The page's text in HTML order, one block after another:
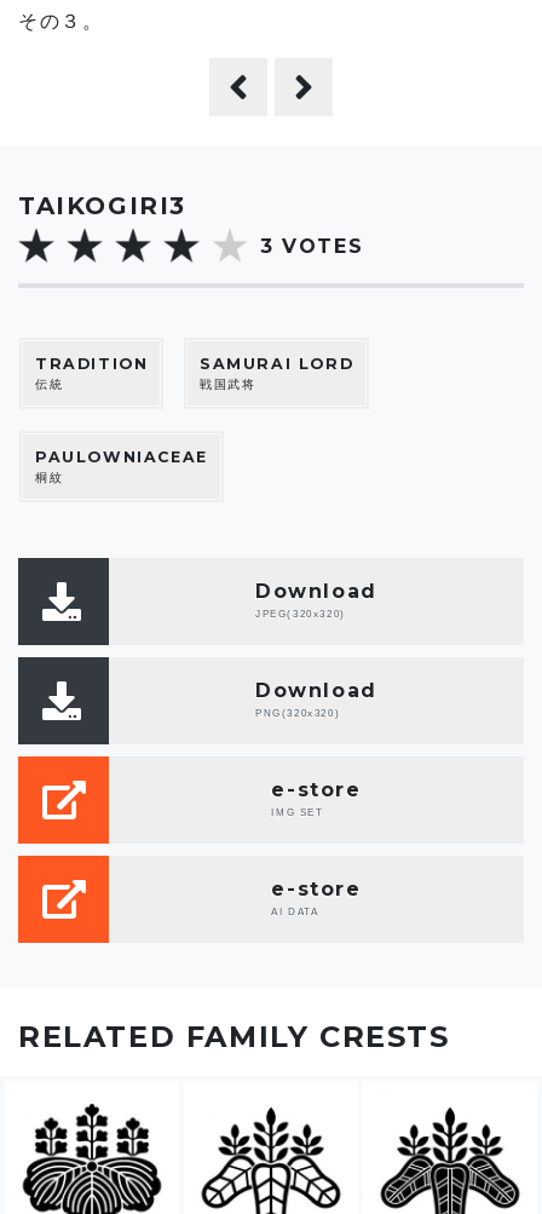
TAIKOGIRI3
3 VOTES
TRADITION
伝統
SAMURAI LORD
戦国武将
PAULOWNIACEAE
桐紋
Download
JPEG(320x320)
Download
PNG(320x320)
e-store
IMG SET
e-store
AI DATA
その３。
RELATED FAMILY CRESTS